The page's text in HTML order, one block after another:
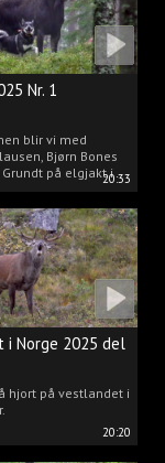
20:33
Nr. 1
blir vi med
Bjørn Bones
Grundt på elgjakt i
20:20
i Norge 2025 del
hjort på vestlandet i